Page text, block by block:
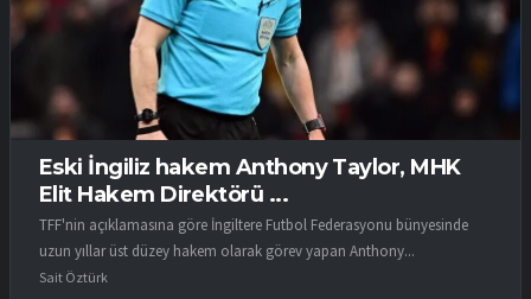
Eski İngiliz hakem Anthony Taylor, MHK
Elit Hakem Direktörü ...
TFF'nin açıklamasına göre İngiltere Futbol Federasyonu bünyesinde
uzun yıllar üst düzey hakem olarak görev yapan Anthony...
Sait Öztürk